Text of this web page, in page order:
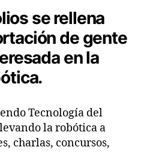
se rellena
de gente
en la
Tecnología del
la robótica a
charlas, concursos,